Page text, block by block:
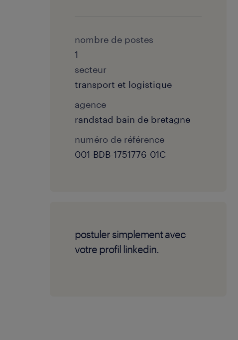
nombre de postes
1
secteur
transport et logistique
agence
randstad bain de bretagne
numéro de référence
001-BDB-1751776_01C
postuler simplement avec
votre profil linkedin.